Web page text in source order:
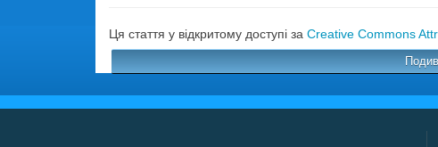
Ця стаття у відкритому доступі за Creative Commons